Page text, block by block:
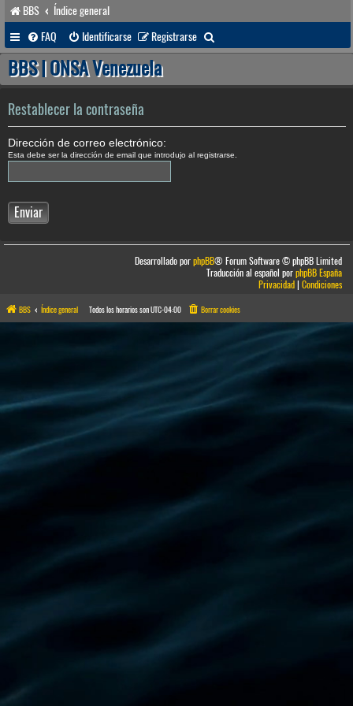
BBS
Índice general
FAQ
Identificarse Registrarse
u
a
BBS | ONSA Venezuela
Restablecer la contraseña
Dirección de correo electrónico:
Esta debe ser la dirección de email que introdujo al registrarse.
Desarrollado porphpBB® Forum Software © phpBB Limited
Traducción al español porphpBB España
Privacidad|Condiciones
BBS Índice general Todos los horarios sonUTC-04:00 Borrar cookies